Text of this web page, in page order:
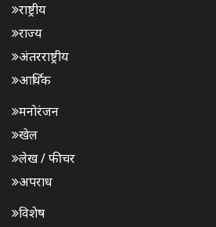
राष्ट्रीय
राज्य
अंतरराष्ट्रीय
आर्थिक
मनोरंजन
खेल
लेख / फीचर
अपराध
विशेष